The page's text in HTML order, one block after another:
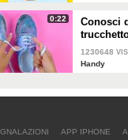
0:22
Conosci
un
1230648
Handy
APP IPHONE